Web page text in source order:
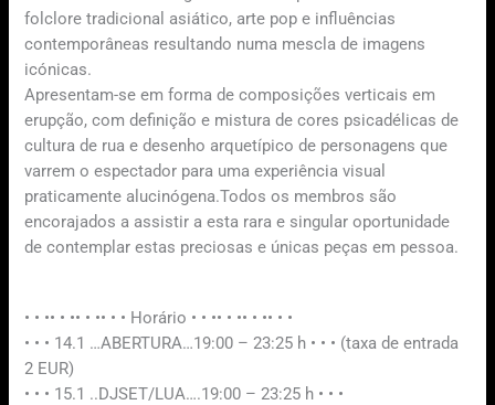
folclore tradicional asiático, arte pop e influências
contemporâneas resultando numa mescla de imagens
icónicas.
Apresentam-se em forma de composições verticais em
erupção, com definição e mistura de cores psicadélicas de
cultura de rua e desenho arquetípico de personagens que
varrem o espectador para uma experiência visual
praticamente alucinógena.Todos os membros são
encorajados a assistir a esta rara e singular oportunidade
de contemplar estas preciosas e únicas peças em pessoa.
• • •• • •• • •• • • Horário • • •• • •• • •• • •
• • • 14.1 …ABERTURA…19:00 – 23:25 h • • • (taxa de entrada
2 EUR)
• • • 15.1 ..DJSET/LUA….19:00 – 23:25 h • • •